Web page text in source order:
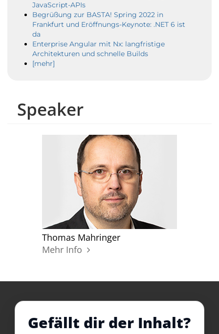
Speaker
Thomas Mahringer
Mehr Info
JavaScript-APIs
Begrüßung zur BASTA! Spring 2022 in
Frankfurt und Eröffnungs-Keynote: .NET 6 ist
da
Enterprise Angular mit Nx: langfristige
Architekturen und schnelle Builds
[mehr]
Gefällt dir der Inhalt?